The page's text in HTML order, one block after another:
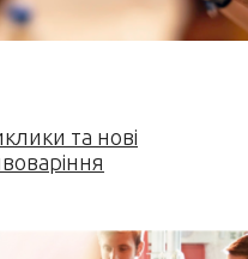
та нові